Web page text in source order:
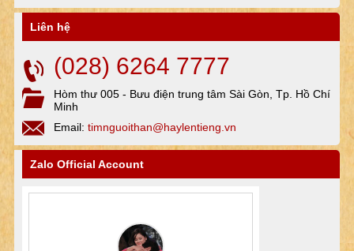
Liên hệ
(028) 6264 7777
Hòm thư 005 - Bưu điện trung tâm Sài Gòn, Tp. Hồ Chí
Minh
Email: timnguoithan@haylentieng.vn
Zalo Official Account